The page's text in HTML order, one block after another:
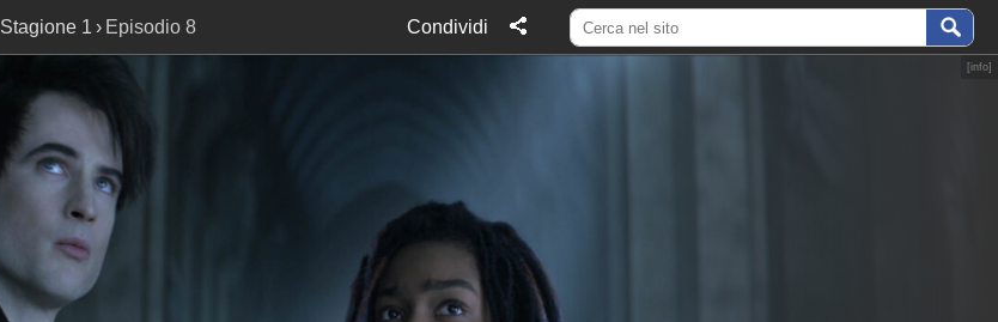
Stagione 1 Episodio 8 Condividi
[info]